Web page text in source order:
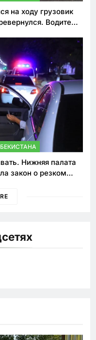
на ходу грузовик
Водитель
Нижняя палата
закон о резком